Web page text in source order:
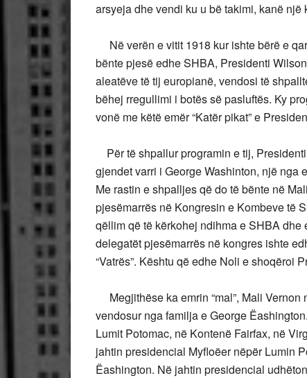
arsyeja dhe vendi ku u bë takimi, kanë një
Në verën e vitit 1918 kur ishte bërë e
bënte pjesë edhe SHBA, Presidenti
aleatëve të tij europianë, vendosi të
bëhej rregullimi i botës së pasluftës. Ky
vonë me këtë emër “Katër pikat” e
Për të shpallur programin e tij,
gjendet varri i George Washinton, një nga
Me rastin e shpalljes që do të bënte në
pjesëmarrës në Kongresin e Kombeve të
qëllim që të kërkohej ndihma e SHBA
delegatët pjesëmarrës në kongres ishte
“Vatrës”. Kështu që edhe Noli e shoqëroi
Megjithëse ka emrin “mal”, Mali
vendosur nga familja e George
Lumit Potomac, në Kontenë Fairfax, në
jahtin presidencial Myfloëer nëpër Lumin
Ëashington. Në jahtin presidencial